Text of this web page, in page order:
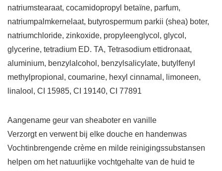
natriumstearaat, cocamidopropyl betaïne, parfum,
natriumpalmkernelaat, butyrospermum parkii (shea) boter,
natriumchloride, zinkoxide, propyleenglycol, glycol,
glycerine, tetradium ED. TA, Tetrasodium ettidronaat,
aluminium, benzylalcohol, benzylsalicylate, butylfenyl
methylpropional, coumarine, hexyl cinnamal, limoneen,
linalool, CI 15985, CI 19140, CI 77891
Aangename geur van sheaboter en vanille
Verzorgt en verwent bij elke douche en handenwas
Vochtinbrengende crème en milde reinigingssubstansen
helpen om het natuurlijke vochtgehalte van de huid te